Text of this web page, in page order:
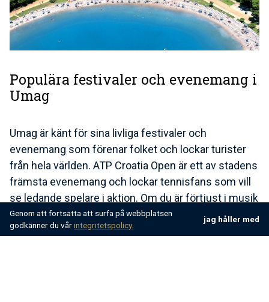
Populära festivaler och evenemang i
Umag
Umag är känt för sina livliga festivaler och
evenemang som förenar folket och lockar turister
från hela världen. ATP Croatia Open är ett av stadens
främsta evenemang och lockar tennisfans som vill
se ledande spelare i aktion. Om du är förtjust i musik
kommer du att gilla Sea Star Festival.
Genom att fortsätta att surfa på webbplatsen
godkänner du vårintegritetspolicy.
jag håller med